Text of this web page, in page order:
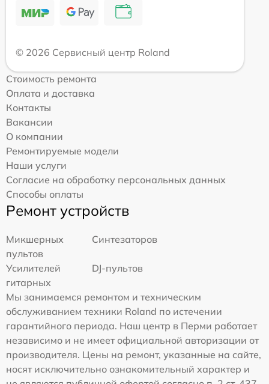
© 2026 Сервисный центр Roland
Стоимость ремонта
Оплата и доставка
Контакты
Вакансии
О компании
Ремонтируемые модели
Наши услуги
Согласие на обработку персональных данных
Способы оплаты
Ремонт устройств
Микшерных
пультов
Синтезаторов
Усилителей
гитарных
DJ-пультов
Мы занимаемся ремонтом и техническим
обслуживанием техники Roland по истечении
гарантийного периода. Наш центр в Перми работает
независимо и не имеет официальной авторизации от
производителя. Цены на ремонт, указанные на сайте,
носят исключительно ознакомительный характер и